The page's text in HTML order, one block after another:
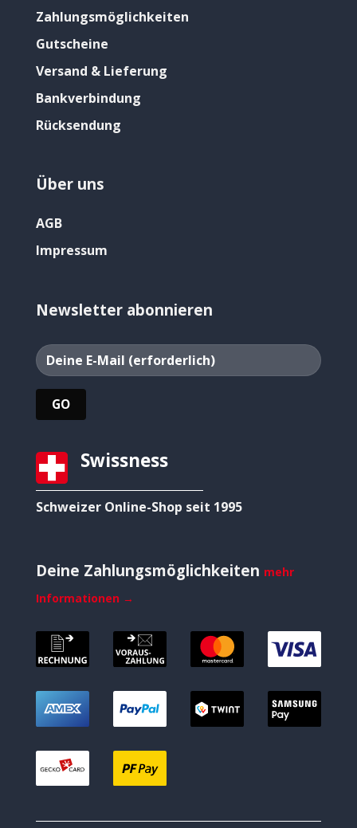
Zahlungsmöglichkeiten
Gutscheine
Versand & Lieferung
Bankverbindung
Rücksendung
Über uns
AGB
Impressum
Newsletter abonnieren
Swissness
Schweizer Online-Shop seit 1995
Deine Zahlungsmöglichkeiten mehr
Informationen →